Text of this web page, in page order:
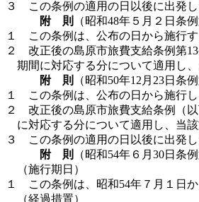
３ この条例の適用の日以後に出発
附 則
（昭和48年５月２日条例
１ この条例は、公布の日から施行す
２ 改正後の島原市旅費支給条例第
期間に対応する分について適用し
附 則
（昭和50年12月23日条例
１ この条例は、公布の日から施行し
２ 改正後の島原市旅費支給条例（
に対応する分について適用し、当
３ この条例の適用の日以後に出発
附 則
（昭和54年６月30日条例
（施行期日）
１ この条例は、昭和54年７月１日か
（経過措置）